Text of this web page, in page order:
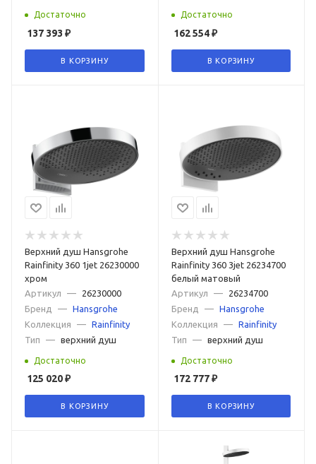
Достаточно
137 393 ₽
В КОРЗИНУ
Достаточно
162 554₽
В КОРЗИНУ
Верхний душ Hansgrohe
Rainfinity 360 1jet 26230000
хром
Артикул
—
26230000
Бренд
— Hansgrohe
Коллекция
— Rainfinity
Тип
— верхний душ
Достаточно
125 020₽
В КОРЗИНУ
Верхний душ Hansgrohe
Rainfinity 360 3jet 26234700
белый матовый
Артикул
—
26234700
Бренд
—
Hansgrohe
Коллекция
—
Rainfinity
Тип
— верхний душ
Достаточно
172 777₽
В КОРЗИНУ